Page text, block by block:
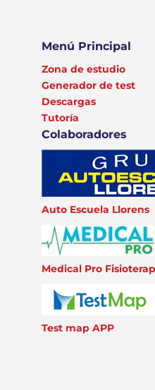
Menú Principal
Zona de estudio
Generador de test
Descargas
Tutoría
Colaboradores
Auto Escuela Llorens
Medical Pro
Test map APP